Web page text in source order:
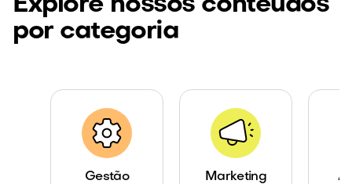
Explore nossos conteúdos
por categoria
Gestão Marketing